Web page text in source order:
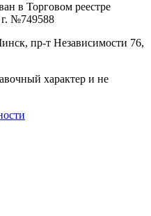
в Торговом реестре
г. №749588
пр-т Независимости 76,
характер и не